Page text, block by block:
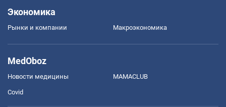
Экономика
Рынки и компании Mакроэкономика
MedOboz
Новости медицины MAMACLUB
Covid